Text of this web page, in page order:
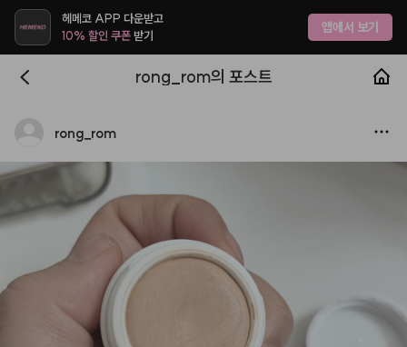
헤메코 APP 다운받고
10% 할인 쿠폰받기 앱에서 보기
rong_rom의 포스트
rong rom